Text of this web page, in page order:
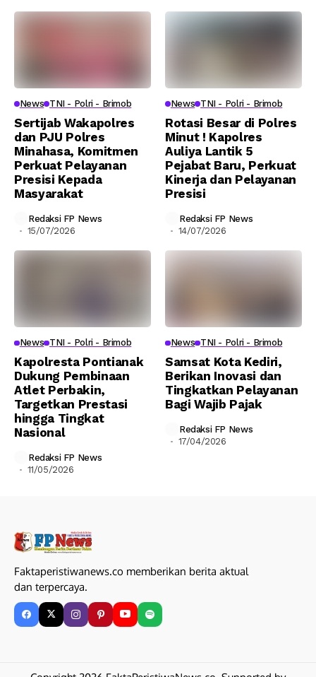
News TNI - Polri - Brimob
Sertijab Wakapolres
dan PJU Polres
Minahasa, Komitmen
Perkuat Pelayanan
Presisi Kepada
Masyarakat
Redaksi FP News
15/07/2026
News TNI - Polri - Brimob
Rotasi Besar di Polres
Minut ! Kapolres
Auliya Lantik 5
Pejabat Baru, Perkuat
Kinerja dan Pelayanan
Presisi
Redaksi FP News
14/07/2026
News TNI - Polri - Brimob
Kapolresta Pontianak
Dukung Pembinaan
Atlet Perbakin,
Targetkan Prestasi
hingga Tingkat
Nasional
Redaksi FP News
11/05/2026
News TNI - Polri - Brimob
Samsat Kota Kediri,
Berikan Inovasi dan
Tingkatkan Pelayanan
Bagi Wajib Pajak
Redaksi FP News
17/04/2026
Faktaperistiwanews.co memberikan berita aktual
dan terpercaya.